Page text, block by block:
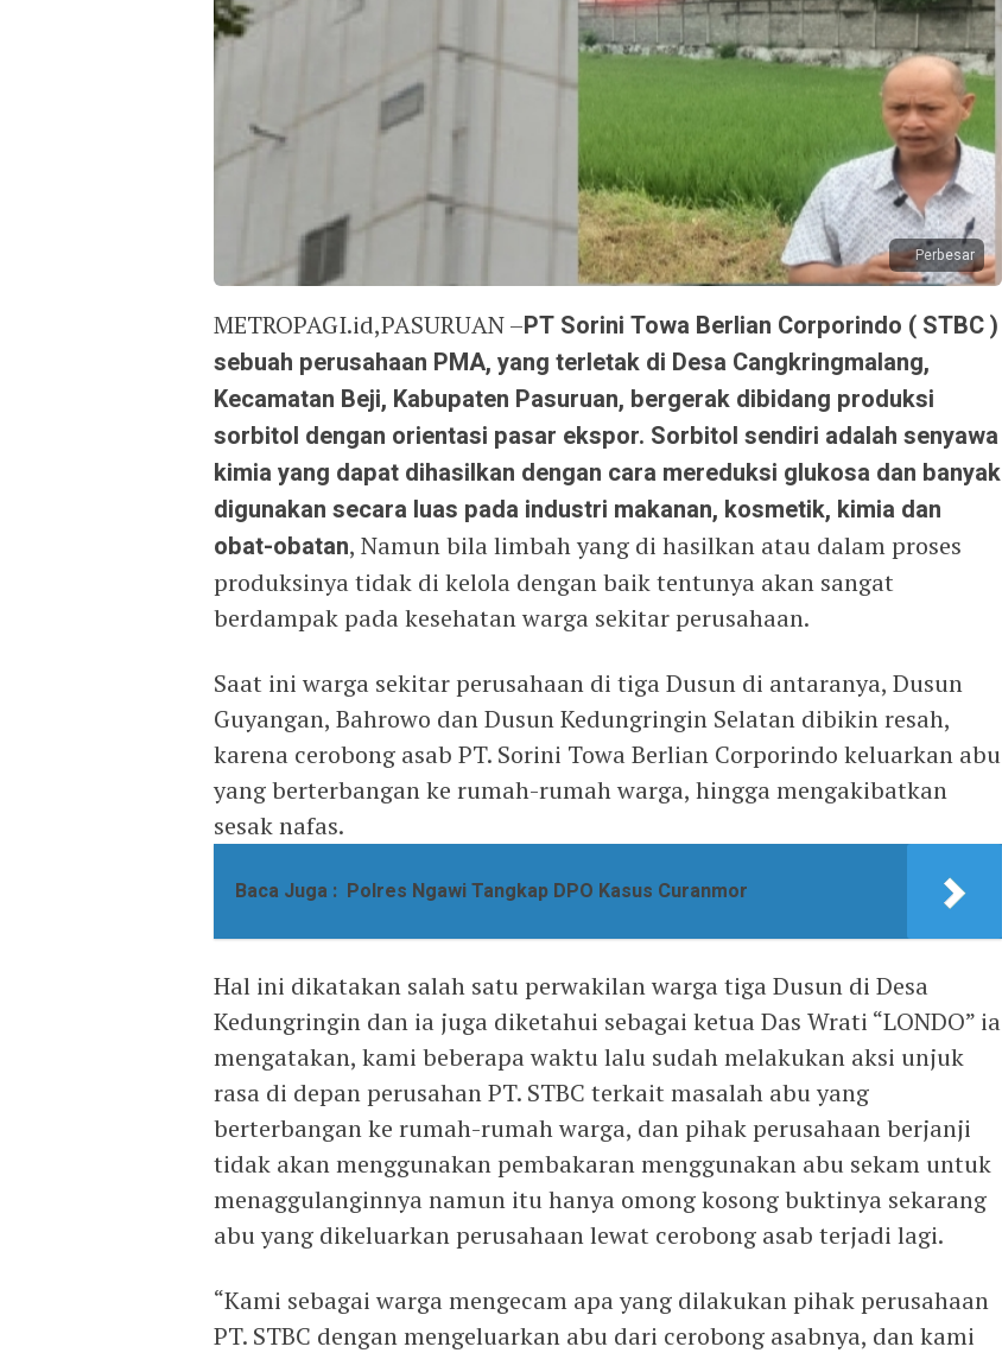
Perbesar
METROPAGI.id,PASURUAN –PT Sorini Towa Berlian Corporindo ( STBC )
sebuah perusahaan PMA, yang terletak di Desa Cangkringmalang,
Kecamatan Beji, Kabupaten Pasuruan, bergerak dibidang produksi
sorbitol dengan orientasi pasar ekspor. Sorbitol sendiri adalah senyawa
kimia yang dapat dihasilkan dengan cara mereduksi glukosa dan banyak
digunakan secara luas pada industri makanan, kosmetik, kimia dan
obat-obatan, Namun bila limbah yang di hasilkan atau dalam proses
produksinya tidak di kelola dengan baik tentunya akan sangat
berdampak pada kesehatan warga sekitar perusahaan.
Saat ini warga sekitar perusahaan di tiga Dusun di antaranya, Dusun
Guyangan, Bahrowo dan Dusun Kedungringin Selatan dibikin resah,
karena cerobong asab PT. Sorini Towa Berlian Corporindo keluarkan abu
yang berterbangan ke rumah-rumah warga, hingga mengakibatkan
sesak nafas.
Baca Juga : Polres Ngawi Tangkap DPO Kasus Curanmor
Hal ini dikatakan salah satu perwakilan warga tiga Dusun di Desa
Kedungringin dan ia juga diketahui sebagai ketua Das Wrati “LONDO” ia
mengatakan, kami beberapa waktu lalu sudah melakukan aksi unjuk
rasa di depan perusahan PT. STBC terkait masalah abu yang
berterbangan ke rumah-rumah warga, dan pihak perusahaan berjanji
tidak akan menggunakan pembakaran menggunakan abu sekam untuk
menaggulanginnya namun itu hanya omong kosong buktinya sekarang
abu yang dikeluarkan perusahaan lewat cerobong asab terjadi lagi.
“Kami sebagai warga mengecam apa yang dilakukan pihak perusahaan
PT. STBC dengan mengeluarkan abu dari cerobong asabnya, dan kami